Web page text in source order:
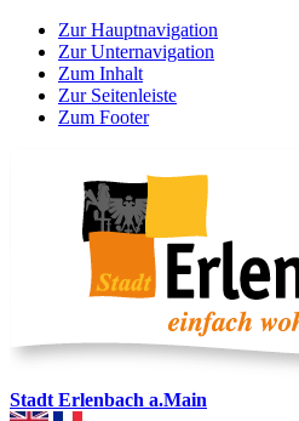
Zur Hauptnavigation
Zur Unternavigation
Zum Inhalt
Zur Seitenleiste
Zum Footer
Stadt Erlenbach a.Main